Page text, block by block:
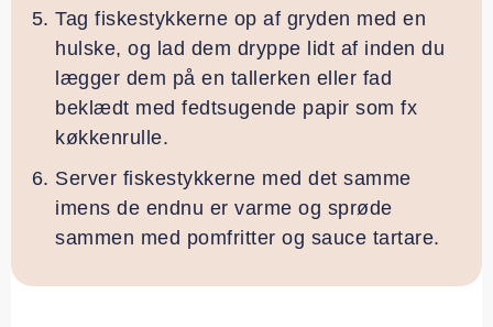
Tag fiskestykkerne op af gryden med en
hulske, og lad dem dryppe lidt af inden du
lægger dem på en tallerken eller fad
beklædt med fedtsugende papir som fx
køkkenrulle.
Server fiskestykkerne med det samme
imens de endnu er varme og sprøde
sammen med pomfritter og sauce tartare.